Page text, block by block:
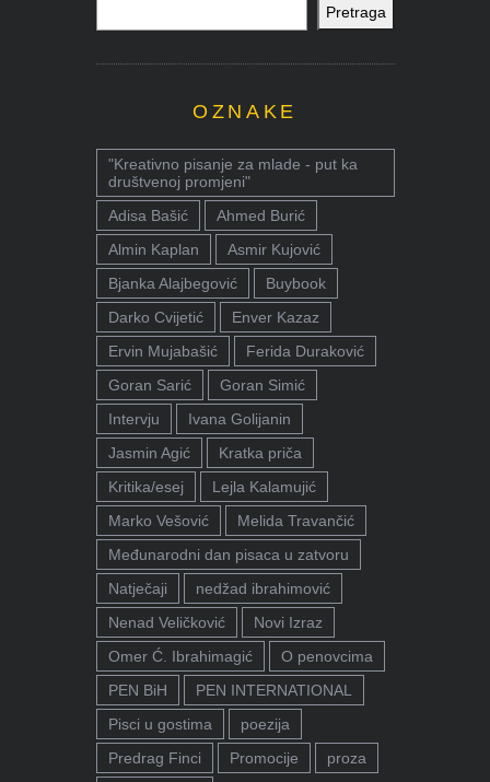
Pretraga
OZNAKE
"Kreativno pisanje za mlade - put ka
društvenoj promjeni"
Adisa Bašić
Ahmed Burić
Almin Kaplan
Asmir Kujović
Bjanka Alajbegović
Buybook
Darko Cvijetić
Enver Kazaz
Ervin Mujabašić
Ferida Duraković
Goran Sarić
Goran Simić
Intervju
Ivana Golijanin
Jasmin Agić
Kratka priča
Kritika/esej
Lejla Kalamujić
Marko Vešović
Melida Travančić
Međunarodni dan pisaca u zatvoru
Natječaji
nedžad ibrahimović
Nenad Veličković
Novi Izraz
Omer Ć. Ibrahimagić
O penovcima
PEN BiH
PEN INTERNATIONAL
Pisci u gostima
poezija
Predrag Finci
Promocije
proza